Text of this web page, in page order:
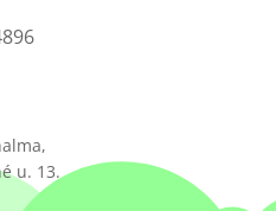
u. 13.